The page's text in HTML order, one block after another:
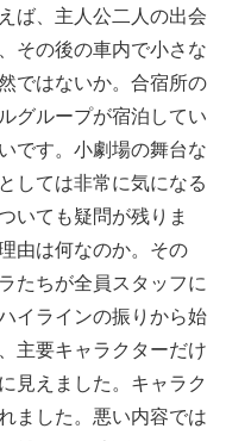
ば、主人公二人の出会
その後の車内で小さな
ではないか。合宿所の
グループが宿泊してい
です。小劇場の舞台な
しては非常に気になる
いても疑問が残りま
由は何なのか。その
たちが全員スタッフに
イラインの振りから始
主要キャラクターだけ
見えました。キャラク
ました。悪い内容では